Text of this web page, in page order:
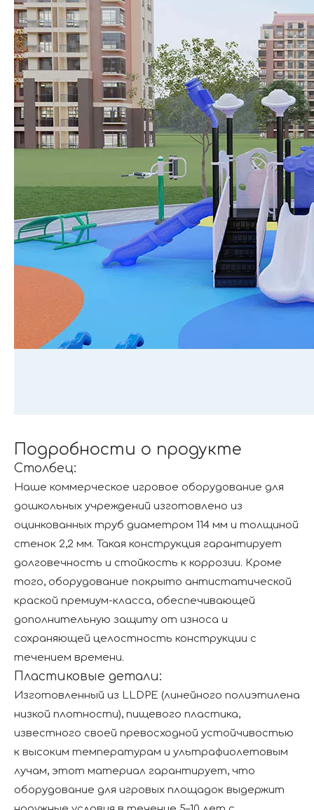
Подробности о продукте
Столбец:
Наше коммерческое игровое оборудование для
дошкольных учреждений изготовлено из
оцинкованных труб диаметром 114 мм и толщиной
стенок 2,2 мм. Такая конструкция гарантирует
долговечность и стойкость к коррозии. Кроме
того, оборудование покрыто антистатической
краской премиум-класса, обеспечивающей
дополнительную защиту от износа и
сохраняющей целостность конструкции с
течением времени.
Пластиковые детали:
Изготовленный из LLDPE (линейного полиэтилена
низкой плотности), пищевого пластика,
известного своей превосходной устойчивостью
к высоким температурам и ультрафиолетовым
лучам, этот материал гарантирует, что
оборудование для игровых площадок выдержит